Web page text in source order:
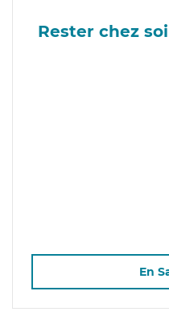
Rester chez
En